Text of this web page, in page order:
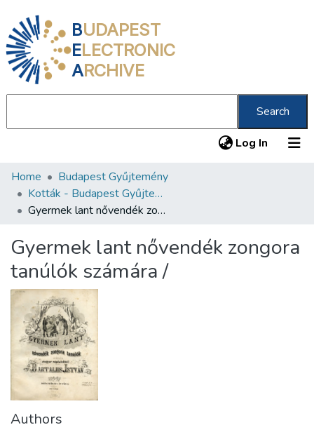
BUDAPEST
ELECTRONIC
ARCHIVE
Search
Log In (current)
Communities & Collections
All of DSpace
About us
Home
Budapest Gyűjtemény
Kották - Budapest Gyűjtemény
Gyermek lant nővendék zongora tanúlók számára /
Gyermek lant nővendék zongora
tanúlók számára /
Authors